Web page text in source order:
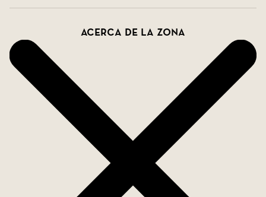
Acerca de la zona